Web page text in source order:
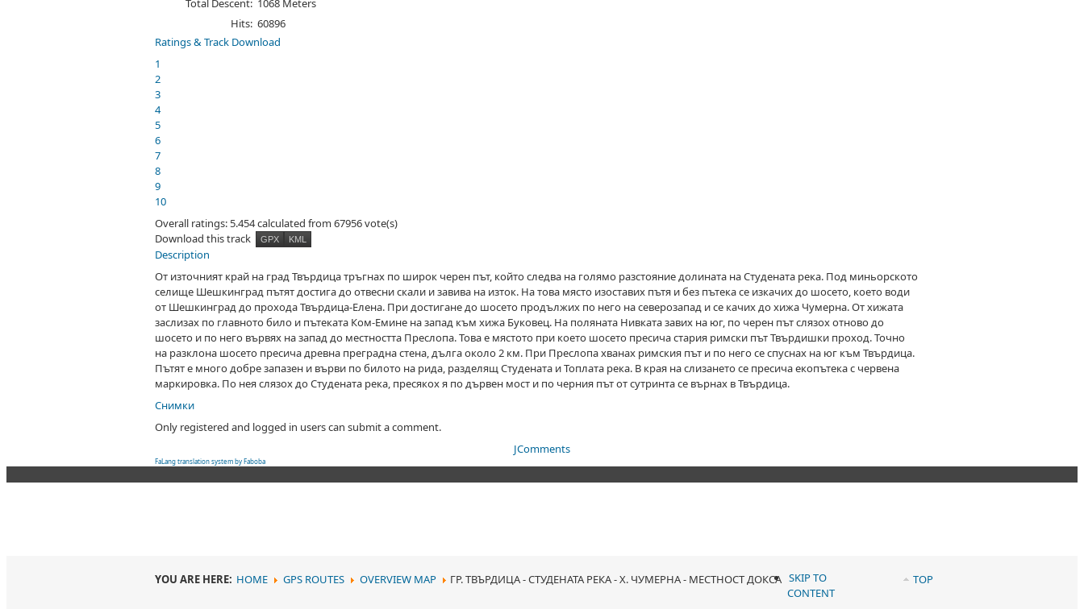
Hits: 60896
Ratings & Track Download
1
2
3
4
5
6
7
8
9
10
Overall ratings: 5.454 calculated from 67956 vote(s)
Download this track
GPX KML
Description
От източният край на град Твърдица тръгнах по широк черен път, който следва на голямо разстояние долината на Студената река. Под миньорското
селище Шешкинград пътят достига до отвесни скали и завива на изток. На това място изоставих пътя и без пътека се изкачих до шосето, което води
от Шешкинград до прохода Твърдица-Елена. При достигане до шосето продължих по него на северозапад и се качих до хижа Чумерна. От хижата
заслизах по главното било и пътеката Ком-Емине на запад към хижа Буковец. На поляната Нивката завих на юг, по черен път слязох отново до
шосето и по него вървях на запад до местността Преслопа. Това е мястото при което шосето пресича стария римски път Твърдишки проход. Точно
на разклона шосето пресича древна преградна стена, дълга около 2 км. При Преслопа хванах римския път и по него се спуснах на юг към Твърдица.
Пътят е много добре запазен и върви по билото на рида, разделящ Студената и Топлата река. В края на слизането се пресича екопътека с червена
маркировка. По нея слязох до Студената река, пресякох я по дървен мост и по черния път от сутринта се върнах в Твърдица.
Снимки
Only registered and logged in users can submit a comment.
JComments
FaLang translation system by Faboba
YOU ARE HERE: HOME GPS ROUTES OVERVIEW MAP ГР. ТВЪРДИЦА - СТУДЕНАТА РЕКА - Х. ЧУМЕРНА - МЕСТНОСТ ДОКСА TOP
SKIP TO
CONTENT